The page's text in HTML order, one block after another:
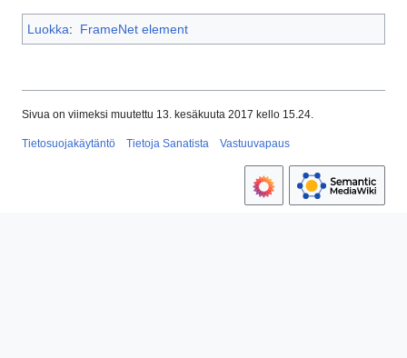
Luokka: FrameNet element
Sivua on viimeksi muutettu 13. kesäkuuta 2017 kello 15.24.
Tietosuojakäytäntö Tietoja Sanatista Vastuuvapaus